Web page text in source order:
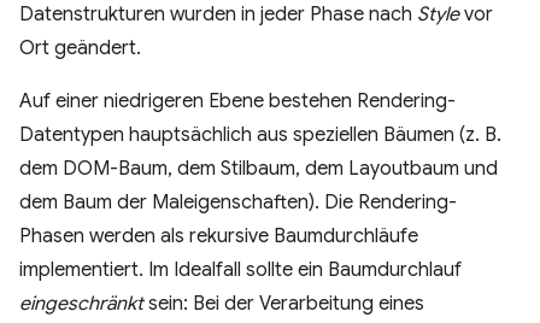
Datenstrukturen wurden in jeder Phase nach Stylevor
Ort geändert.
Auf einer niedrigeren Ebene bestehen Rendering-
Datentypen hauptsächlich aus speziellen Bäumen (z. B.
dem DOM-Baum, dem Stilbaum, dem Layoutbaum und
dem Baum der Maleigenschaften). Die Rendering-
Phasen werden als rekursive Baumdurchläufe
implementiert. Im Idealfall sollte ein Baumdurchlauf
eingeschränktsein: Bei der Verarbeitung eines